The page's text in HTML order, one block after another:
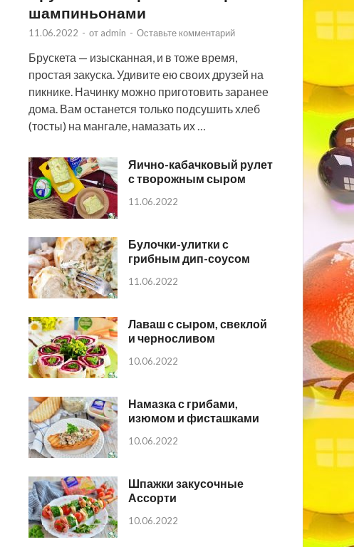
шампиньонами
11.06.2022 - от admin - Оставьте комментарий
Брускета — изысканная, и в тоже время,
простая закуска. Удивите ею своих друзей на
пикнике. Начинку можно приготовить заранее
дома. Вам останется только подсушить хлеб
(тосты) на мангале, намазать их …
Яично-кабачковый рулет
с творожным сыром
11.06.2022
Булочки-улитки с
грибным дип-соусом
11.06.2022
Лаваш с сыром, свеклой
и черносливом
10.06.2022
Намазка с грибами,
изюмом и фисташками
10.06.2022
Шпажки закусочные
Ассорти
10.06.2022